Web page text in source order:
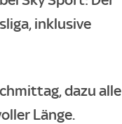
inklusive
dazu alle
Länge.